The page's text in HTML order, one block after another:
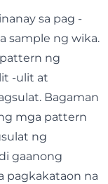
sa pag -
sample ng wika.
ng
-ulit at
Bagaman
mga pattern
ng
gaanong
pagkakataon na